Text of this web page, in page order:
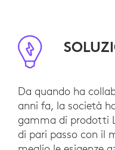
Da quando ha
anni fa, la società
gamma di prodotti
di pari passo con il